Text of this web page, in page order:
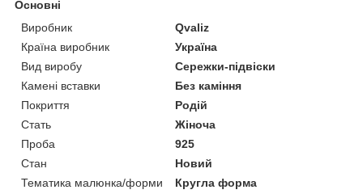
Основні
Виробник
Qvaliz
Країна виробник
Україна
Вид виробу
Сережки-підвіски
Камені вставки
Без каміння
Покриття
Родій
Стать
Жіноча
Проба
925
Стан
Новий
Тематика малюнка/форми
Кругла форма